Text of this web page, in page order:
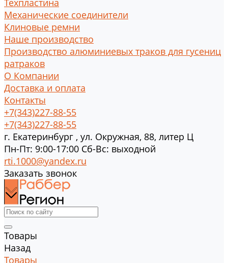
Техпластина
Механические соединители
Клиновые ремни
Наше производство
Производство алюминиевых траков для гусениц
ратраков
О Компании
Доставка и оплата
Контакты
+7(343)227-88-55
+7(343)227-88-55
г. Екатеринбург , ул. Окружная, 88, литер Ц
Пн-Пт: 9:00-17:00 Cб-Вс: выходной
rti.1000@yandex.ru
Заказать звонок
Товары
Назад
Товары